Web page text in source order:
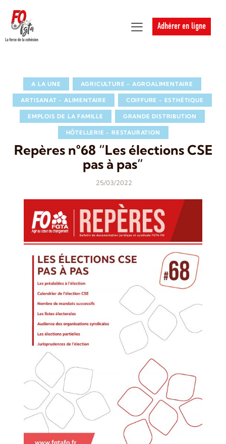
Adhérer en ligne
A LA UNE AGRICULTURE - AGROALIMENTAIRE
ARTISANAT - ALIMENTAIRE COIFFURE - ESTHÉTIQUE
EMPLOIS DE LA FAMILLE GRANDE DISTRIBUTION
HÔTELLERIE - RESTAURATION
Repères n°68 “Les élections CSE
pas à pas”
25/03/2022